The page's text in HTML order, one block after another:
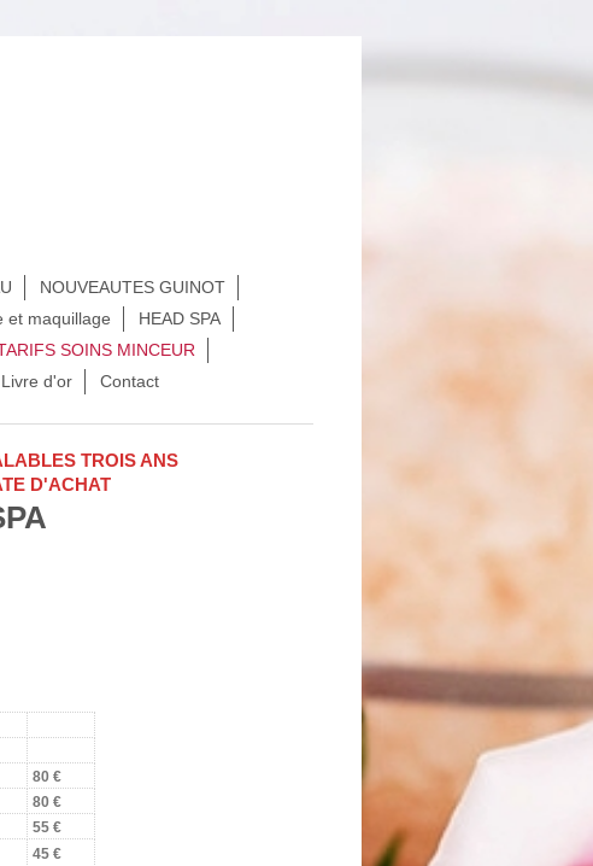
NOUVEAUTES GUINOT
et maquillage
HEAD SPA
SOINS MINCEUR
Livre d'or Contact
TROIS ANS
D'ACHAT
80 €
80 €
55 €
45 €